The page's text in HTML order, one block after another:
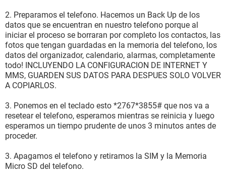
2. Preparamos el telefono. Hacemos un Back Up de los
datos que se encuentran en nuestro telefono porque al
iniciar el proceso se borraran por completo los contactos, las
fotos que tengan guardadas en la memoria del telefono, los
datos del organizador, calendario, alarmas, completamente
todo! INCLUYENDO LA CONFIGURACION DE INTERNET Y
MMS, GUARDEN SUS DATOS PARA DESPUES SOLO VOLVER
A COPIARLOS.
3. Ponemos en el teclado esto *2767*3855# que nos va a
resetear el telefono, esperamos mientras se reinicia y luego
esperamos un tiempo prudente de unos 3 minutos antes de
proceder.
3. Apagamos el telefono y retiramos la SIM y la Memoria
Micro SD del telefono.